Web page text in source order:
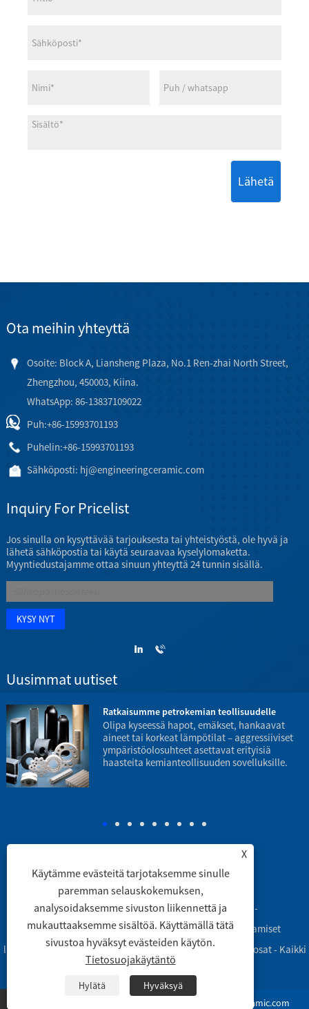
Lähetä
Ota meihin yhteyttä
Osoite: Block A, Liansheng Plaza, No.1 Ren-zhai North Street,
Zhengzhou, 450003, Kiina.
WhatsApp: 86-13837109022
Puh:+86-15993701193
Puhelin:+86-15993701193
Sähköposti: hj@engineeringceramic.com
Inquiry For Pricelist
Jos sinulla on kysyttävää tarjouksesta tai yhteistyöstä, ole hyvä ja
lähetä sähköpostia tai käytä seuraavaa kyselylomaketta.
Myyntiedustajamme ottaa sinuun yhteyttä 24 tunnin sisällä.
Uusimmat uutiset
Ratkaisumme petrokemian teollisuudelle
Olipa kyseessä hapot, emäkset, hankaavat
aineet tai korkeat lämpötilat – aggressiiviset
ympäristöolosuhteet asettavat erityisiä
haasteita kemianteollisuuden sovelluksille.
Linkit| Sitemap| RSS|
Copyright © 2003 Engineering Ceramic Co., Ltd. -
Alumiinioksidikeraamiset putket, alumiinioksidikeraamiset
laboratoriovälineet, alumiinioksidikeraamiset koneistetut osat - Kaikki
oikeudet pidätetään
hj@engineeringceramic.com
X
Käytämme evästeitä tarjotaksemme sinulle
paremman selauskokemuksen,
analysoidaksemme sivuston liikennettä ja
mukauttaaksemme sisältöä. Käyttämällä tätä
sivustoa hyväksyt evästeiden käytön.
Tietosuojakäytäntö
Hylätä Hyväksyä